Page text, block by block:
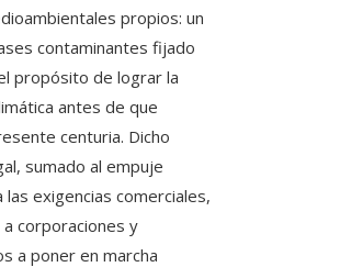
propios: un
contaminantes fijado
propósito de lograr la
antes de que
centuria. Dicho
sumado al empuje
las exigencias comerciales,
corporaciones y
a poner en marcha